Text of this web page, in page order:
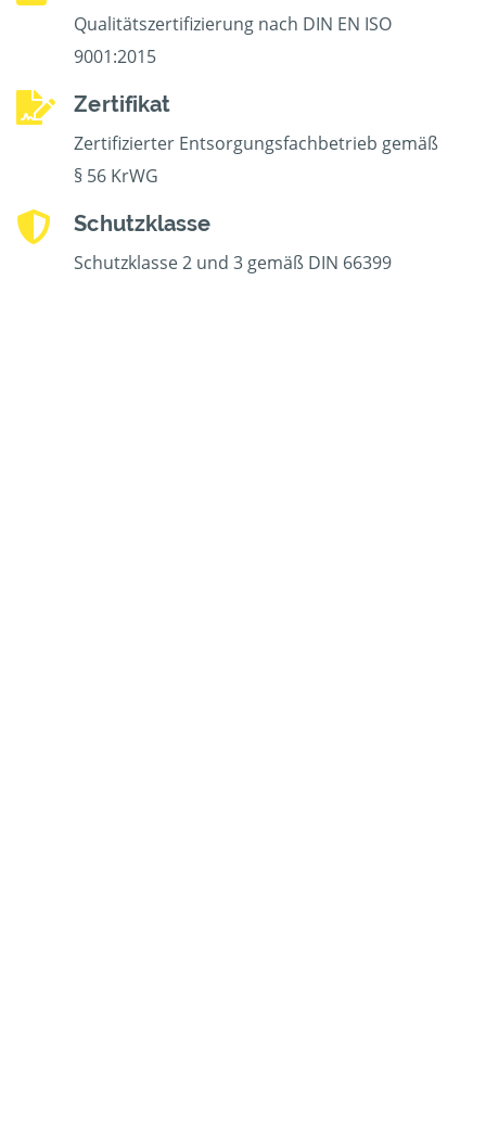
Qualitätszertifizierung nach DIN EN ISO
9001:2015
Zertifikat
Zertifizierter Entsorgungsfachbetrieb gemäß
§ 56 KrWG
Schutzklasse
Schutzklasse 2 und 3 gemäß DIN 66399